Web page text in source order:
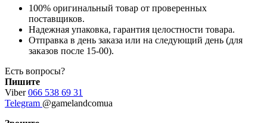
100% оригинальный товар от проверенных
поставщиков.
Надежная упаковка, гарантия целостности товара.
Отправка в день заказа или на следующий день (для
заказов после 15-00).
Есть вопросы?
Пишите
Viber066 538 69 31
Telegram @gamelandcomua